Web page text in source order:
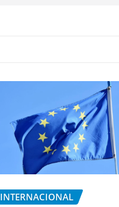
INTERNACIONAL